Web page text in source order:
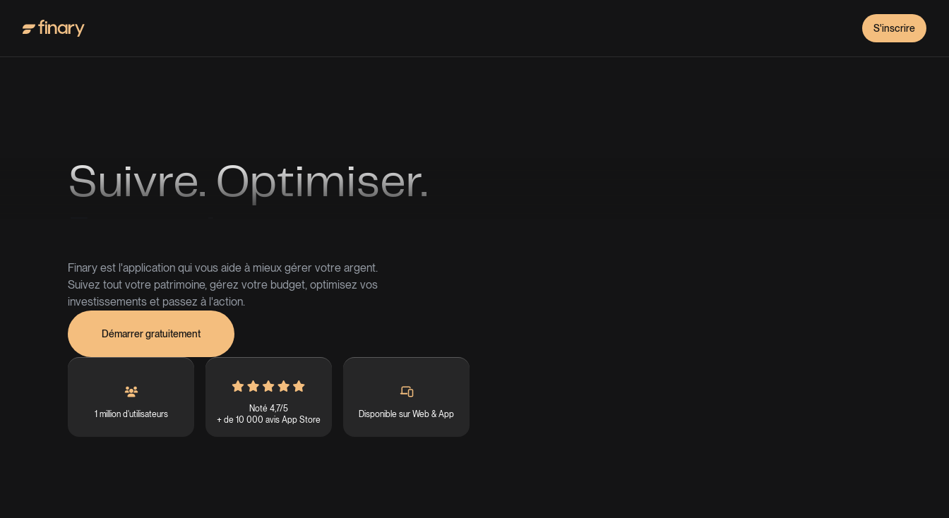
S'inscrire
Suivre. Optimiser.
Finary est l'application qui vous aide à mieux gérer votre argent.
Suivez tout votre patrimoine, gérez votre budget, optimisez vos
investissements et passez à l'action.
Démarrer gratuitement
1 million d'utilisateurs
Noté 4,7/5
+ de 10 000 avis App Store
Disponible sur Web & App